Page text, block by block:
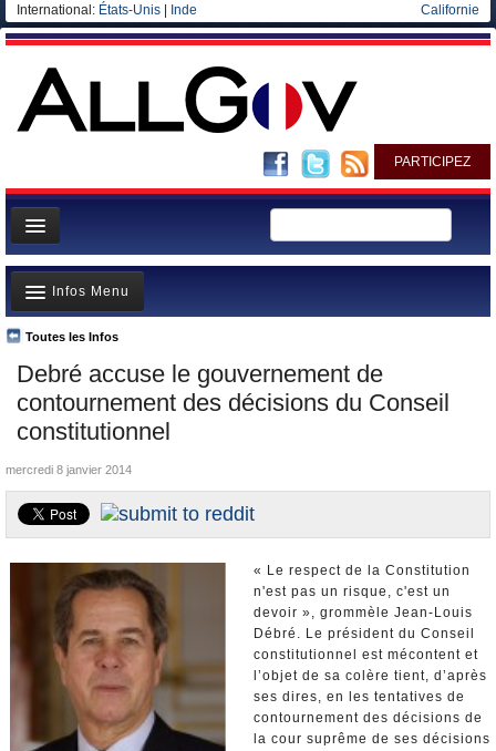
International: États-Unis Inde Californie
PARTICIPEZ
Page d'accueil
Infos
Gouvernement
Ministères/Directions
Blog
Elections européennes
Debré accuse le gouvernement de
contournement des décisions du Conseil
constitutionnel
Toutes les Infos
Infos Menu
A la Une
Polémiques
Où va l’argent?
Elections européennes
Infos insolites
mercredi 8 janvier 2014
« Le respect de la Constitution
n'est pas un risque, c'est un
devoir », grommèle Jean-Louis
Débré. Le président du Conseil
constitutionnel est mécontent et
l’objet de sa colère tient, d’après
ses dires, en les tentatives de
contournement des décisions de
la cour suprême de ses décisions